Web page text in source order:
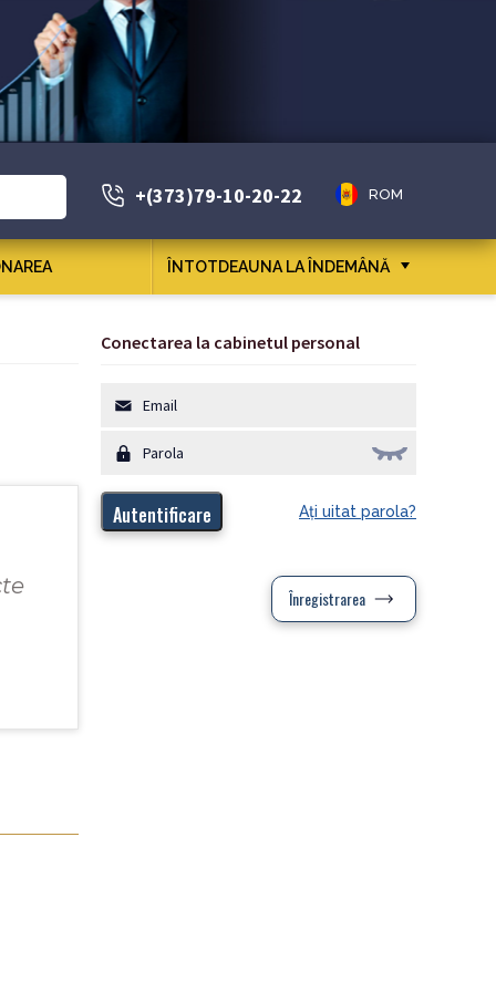
+(373)79-10-20-22 ROM
ÎNTOTDEAUNA LA ÎNDEMÂNĂ
Conectarea la cabinetul personal
Aţi uitat parola?
Înregistrarea